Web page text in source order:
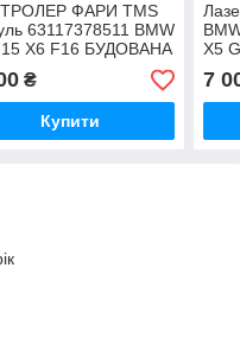
ФАРИ TMS
63117378511 BMW
X6 F16 БУДОВАНА
₴
Купити
X5
7